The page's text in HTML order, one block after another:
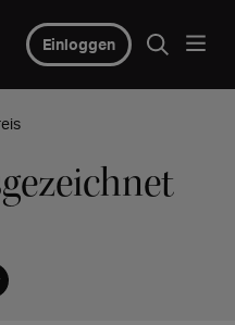
Einloggen